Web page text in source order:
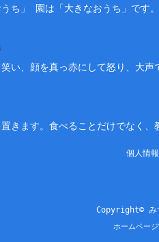
ち」 園は「大きなおうち」です
い、顔を真っ赤にして怒り、大
置きます。食べることだけでなく
個人情
Copyright© み
ホームペー